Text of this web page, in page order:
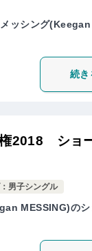
ッシング
続き
権2018 ショ
男子シングル
MESSING)の